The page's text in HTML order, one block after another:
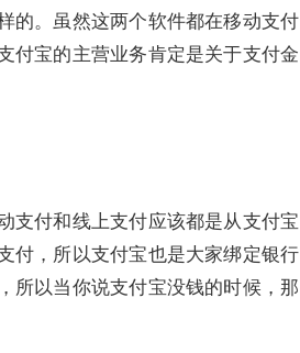
的。虽然这两个软件都在移动支付
付宝的主营业务肯定是关于支付金
支付和线上支付应该都是从支付宝
付，所以支付宝也是大家绑定银行
所以当你说支付宝没钱的时候，那